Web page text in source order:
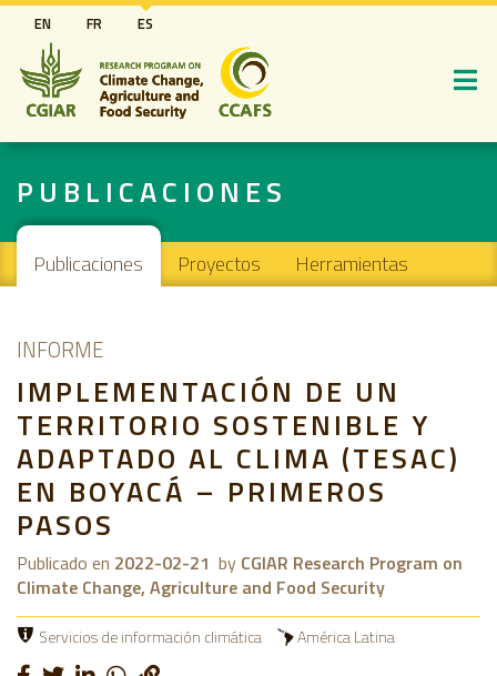
Pasar
al
contenido
principal
EN FR ES
PUBLICACIONES
Main navigation
Publicaciones Proyectos Herramientas
INFORME
IMPLEMENTACIÓN DE UN
TERRITORIO SOSTENIBLE Y
ADAPTADO AL CLIMA (TESAC)
EN BOYACÁ – PRIMEROS
PASOS
Publicado en 2022-02-21 by CGIAR Research Program on
Climate Change, Agriculture and Food Security
Servicios de información climática América Latina